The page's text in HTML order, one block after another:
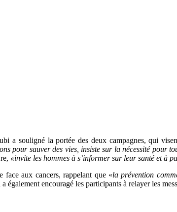
a souligné la portée des deux campagnes, qui
pour sauver des vies, insiste sur la nécessité pour
«invite les hommes à s’informer sur leur santé et à
face aux cancers, rappelant que «la prévention
également encouragé les participants à relayer les